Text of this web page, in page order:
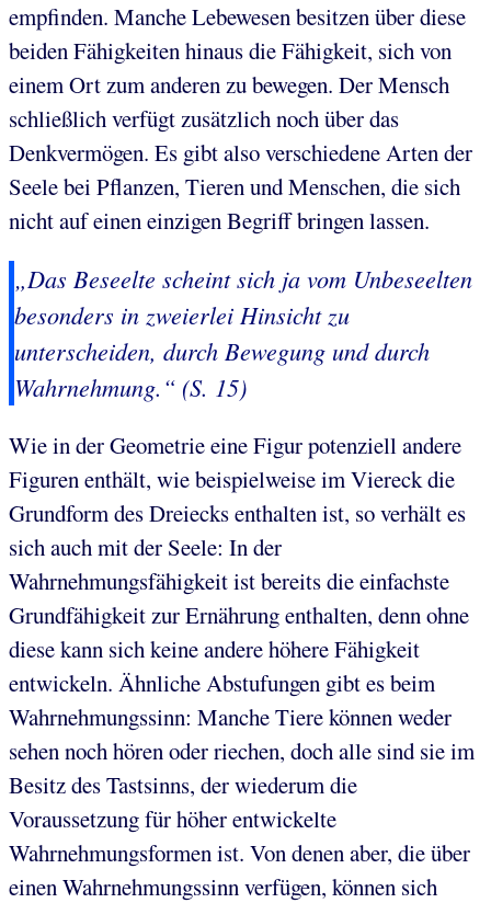
empfinden. Manche Lebewesen besitzen über diese
beiden Fähigkeiten hinaus die Fähigkeit, sich von
einem Ort zum anderen zu bewegen. Der Mensch
schließlich verfügt zusätzlich noch über das
Denkvermögen. Es gibt also verschiedene Arten der
Seele bei Pflanzen, Tieren und Menschen, die sich
nicht auf einen einzigen Begriff bringen lassen.
„Das Beseelte scheint sich ja vom Unbeseelten
besonders in zweierlei Hinsicht zu
unterscheiden, durch Bewegung und durch
Wahrnehmung.“ (S. 15)
Wie in der Geometrie eine Figur potenziell andere
Figuren enthält, wie beispielweise im Viereck die
Grundform des Dreiecks enthalten ist, so verhält es
sich auch mit der Seele: In der
Wahrnehmungsfähigkeit ist bereits die einfachste
Grundfähigkeit zur Ernährung enthalten, denn ohne
diese kann sich keine andere höhere Fähigkeit
entwickeln. Ähnliche Abstufungen gibt es beim
Wahrnehmungssinn: Manche Tiere können weder
sehen noch hören oder riechen, doch alle sind sie im
Besitz des Tastsinns, der wiederum die
Voraussetzung für höher entwickelte
Wahrnehmungsformen ist. Von denen aber, die über
einen Wahrnehmungssinn verfügen, können sich